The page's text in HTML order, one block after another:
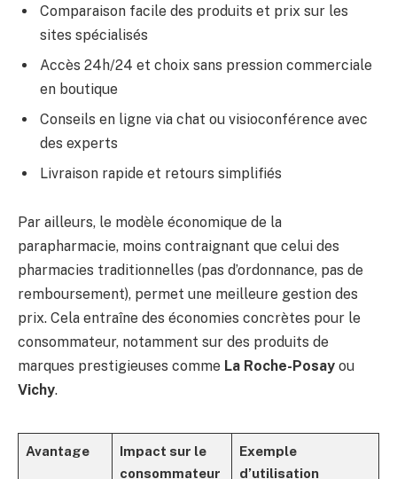
Comparaison facile des produits et prix sur les
sites spécialisés
Accès 24h/24 et choix sans pression commerciale
en boutique
Conseils en ligne via chat ou visioconférence avec
des experts
Livraison rapide et retours simplifiés
Par ailleurs, le modèle économique de la
parapharmacie, moins contraignant que celui des
pharmacies traditionnelles (pas d’ordonnance, pas de
remboursement), permet une meilleure gestion des
prix. Cela entraîne des économies concrètes pour le
consommateur, notamment sur des produits de
marques prestigieuses comme La Roche-Posay ou
Vichy.
Avantage
Impact sur le
consommateur
Exemple
d’utilisation